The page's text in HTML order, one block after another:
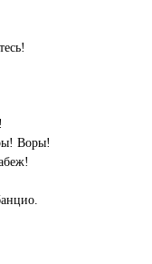
Воры!